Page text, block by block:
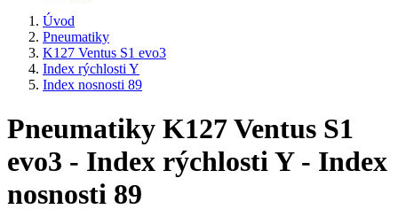
Úvod
Pneumatiky
K127 Ventus S1 evo3
Index rýchlosti Y
Index nosnosti 89
Pneumatiky K127 Ventus S1
evo3 - Index rýchlosti Y - Index
nosnosti 89